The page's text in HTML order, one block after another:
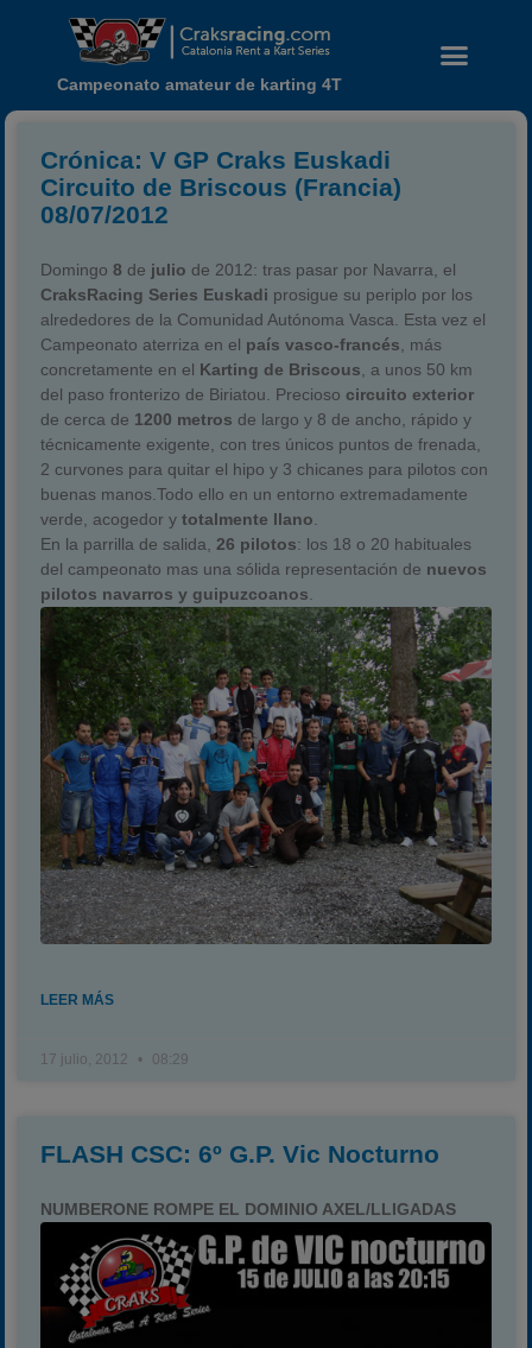
Noticias
Calendario
Carreras finalizadas
Campeonato
Temporada 2026
Temporadas anteriores
2020-2021
2022
2023
2024
2025
Estadísticas
Preguntas Frecuentes
Campeonato amateur de karting 4T
Crónica: V GP Craks Euskadi
Circuito de Briscous (Francia)
08/07/2012
Domingo8 de julio de 2012: tras pasar por Navarra, el
CraksRacing Series Euskadi prosigue su periplo por los
alrededores de la Comunidad Autónoma Vasca. Esta vez el
Campeonato aterriza en el país vasco-francés , más
concretamente en el Karting de Briscous , a unos 50 km
del paso fronterizo de Biriatou. Preciosocircuito exterior
de cerca de 1200 metros de largo y 8 de ancho, rápido y
técnicamente exigente, con tres únicos puntos de frenada,
2 curvones para quitar el hipo y 3 chicanes para pilotos con
buenas manos.Todo ello en un entorno extremadamente
verde, acogedor ytotalmente llano
En la parrilla de salida,26 pilotos: los 18 o 20 habituales
del campeonato mas una sólida representación de nuevos
pilotos navarros y guipuzcoanos
LEER MÁS
17 julio, 2012 08:29
FLASH CSC: 6º G.P. Vic Nocturno
NUMBERONE ROMPE EL DOMINIO AXEL/LLIGADAS